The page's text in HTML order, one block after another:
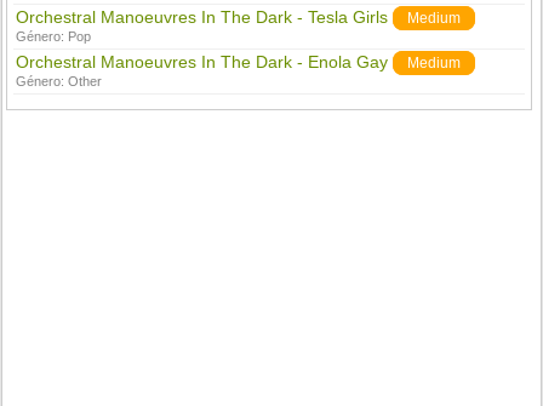
Orchestral Manoeuvres In The Dark - Tesla Girls Medium
Género: Pop
Orchestral Manoeuvres In The Dark - Enola Gay Medium
Género:Other